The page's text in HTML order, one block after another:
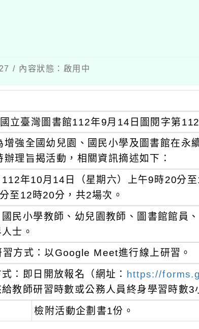
/ 內容狀態：啟用中
立臺灣圖書館112年9月14日圖閱字第
增強全國幼兒園、國民小學及圖書館在永
辦理旨揭活動，相關資訊摘述如下：
112年10月14日（星期六）上午9時20分
至12時20分，共2場次。
民小學教師、幼兒園教師、圖書館館員
士。
習方式：以Google Meet進行線上研習。
：即日開放報名（網址： https://
教師研習時數或公務人員終身學習時數3
檢附活動企劃書1份。